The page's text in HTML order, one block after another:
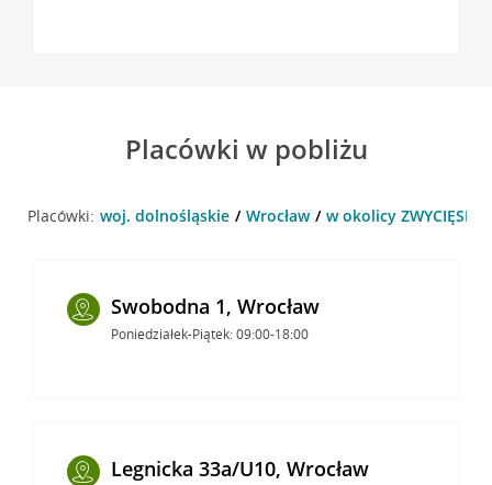
Placówki w pobliżu
Placówki: woj. dolnośląskie Wrocław w okolicy ZWYCIĘSKA
Swobodna 1, Wrocław
Poniedziałek-Piątek: 09:00-18:00
Legnicka 33a/U10, Wrocław